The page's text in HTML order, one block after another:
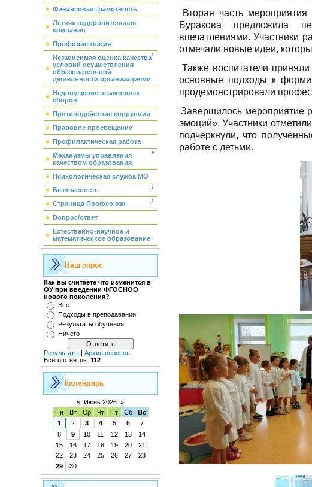
Финансовая грамотность
Летняя оздоровительная
компания
Профориентация
Независимая оценка качества
условий осуществления
образовательной
деятельности организациями
Недопущение незаконных
сборов
Противодействие коррупции
Правовое просвещение
Профилактическая работа
Механизмы управления
качеством образования
Психологическая служба МО
Безопасность
Страница Профсоюза
Вопрос/ответ
Естественно-научное и
математическое образование
Наш опрос
Как вы считаете что изменится в
ОУ при введении ФГОСНОО
нового поколения?
Всё
Подходы в преподавании
Результаты обучения
Ничего
Результаты| Архив опросов
Всего ответов: 112
Календарь
« Июнь 2026 »
Пн
Вт Ср Чт Пт Сб
Вс
1
2 3 4 5 6
7
8
9 10 11 12 13
14
15
16 17 18 19 20
21
22
23 24 25 26 27
28
29
30
Вторая часть
Буракова предложила
впечатлениями. Участники
отмечали новые идеи,
Также воспитатели
основные подходы к
продемонстрировали
Завершилось мероприятие
эмоций». Участники
подчеркнули, что
работе с детьми.